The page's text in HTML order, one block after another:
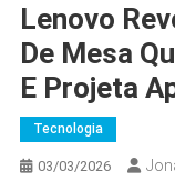
Lenovo
De Mesa
E Projeta
Tecnologia
03/03/2026